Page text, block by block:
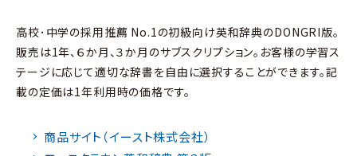
高校･中学の採用推薦 No.1の初級向け英和辞典のDONGRI版。
販売は1年、６か月、３か月のサブスクリプション。お客様の学習ス
テージに応じて適切な辞書を自由に選択することができます。記
載の定価は1年利用時の価格です。
商品サイト（イースト株式会社）